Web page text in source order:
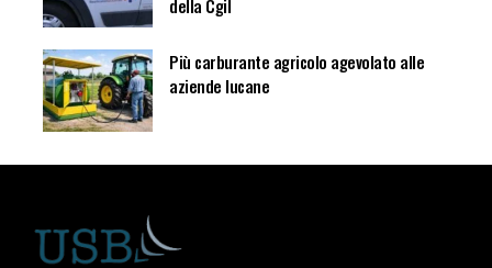
della Cgil
Più carburante agricolo agevolato alle
aziende lucane